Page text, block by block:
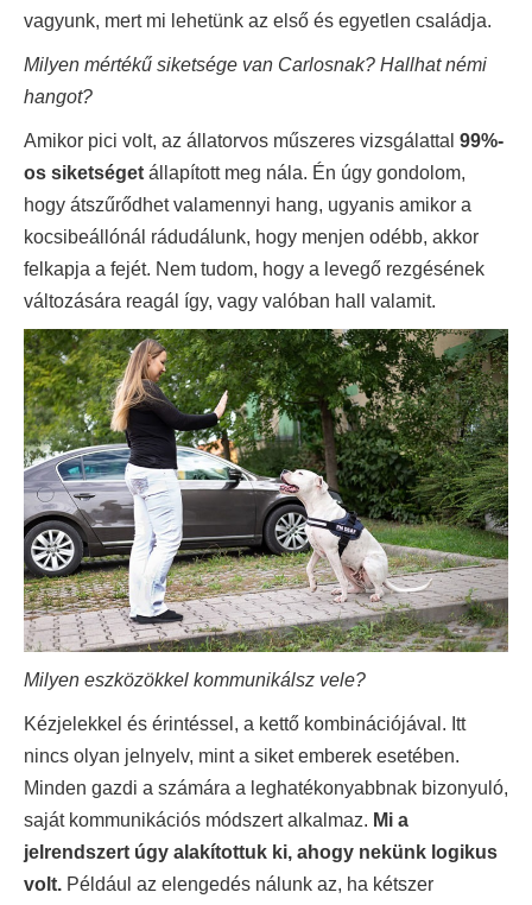
vagyunk, mert mi lehetünk az első és egyetlen családja.
Milyen mértékű siketsége van Carlosnak? Hallhat némi
hangot?
Amikor pici volt, az állatorvos műszeres vizsgálattal 99%-
os siketséget állapított meg nála. Én úgy gondolom,
hogy átszűrődhet valamennyi hang, ugyanis amikor a
kocsibeállónál rádudálunk, hogy menjen odébb, akkor
felkapja a fejét. Nem tudom, hogy a levegő rezgésének
változására reagál így, vagy valóban hall valamit.
Milyen eszközökkel kommunikálsz vele?
Kézjelekkel és érintéssel, a kettő kombinációjával. Itt
nincs olyan jelnyelv, mint a siket emberek esetében.
Minden gazdi a számára a leghatékonyabbnak bizonyuló,
saját kommunikációs módszert alkalmaz. Mi a
jelrendszert úgy alakítottuk ki, ahogy nekünk logikus
volt. Például az elengedés nálunk az, ha kétszer